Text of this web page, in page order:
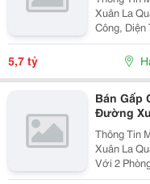
Xuân La
Công, Diện
Đủ Nội
Sàng
5,7 tỷ
Bán Gấp
Đường
Thông Tin Mô Tả. Bán Gấp Căn
Xuân La Quận Tây
Với 2 Phòng
Đầy Đủ Liền Tường. + Giá Bán